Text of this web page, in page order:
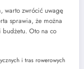
warto zwrócić uwagę
sprawia, że można
budżetu. Oto na co
i tras rowerowych